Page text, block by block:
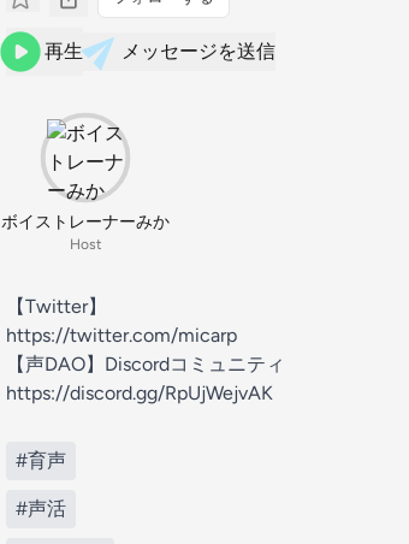
再生 メッセージを送信
ボイストレーナーみか
Host
【Twitter】
https://twitter.com/micarp
【声DAO】Discordコミュニティ
https://discord.gg/RpUjWejvAK
#育声
#声活